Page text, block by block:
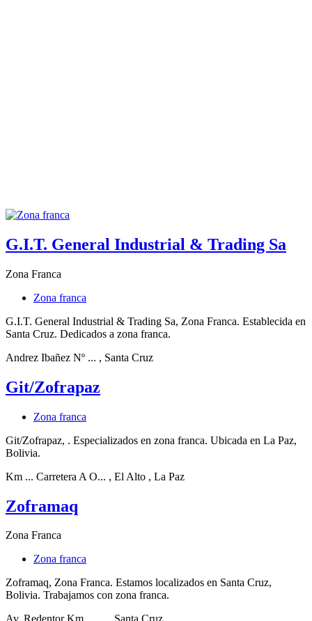
G.I.T. General Industrial & Trading Sa
Zona Franca
Zona franca
G.I.T. General Industrial & Trading Sa, Zona Franca. Establecida en
Santa Cruz. Dedicados a zona franca.
Andrez Ibañez Nº ... , Santa Cruz
Git/Zofrapaz
Zona franca
Git/Zofrapaz, . Especializados en zona franca. Ubicada en La Paz,
Bolivia.
Km ... Carretera A O... , El Alto , La Paz
Zoframaq
Zona Franca
Zona franca
Zoframaq, Zona Franca. Estamos localizados en Santa Cruz,
Bolivia. Trabajamos con zona franca.